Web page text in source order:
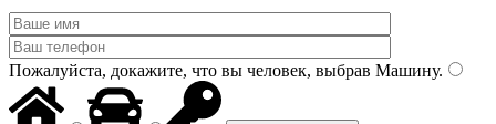
Пожалуйста, докажите, что вы человек, выбрав Машину.